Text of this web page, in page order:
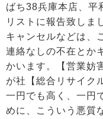
ばち38兵庫本店、
リストに報告致しま
キャンセルなどは、
連絡なしの不在とか
かいます。【営業妨
が社【総合リサイク
一円でも高く、一円
めに、こういう悪質